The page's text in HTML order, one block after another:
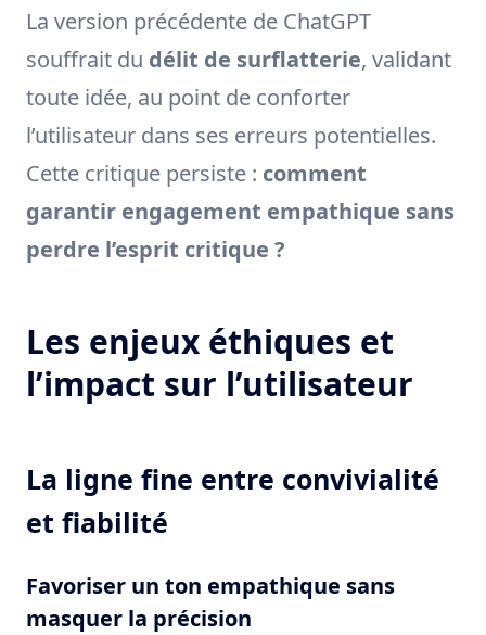
La version précédente de ChatGPT
souffrait du délit de surflatterie, validant
toute idée, au point de conforter
l’utilisateur dans ses erreurs potentielles.
Cette critique persiste : comment
garantir engagement empathique sans
perdre l’esprit critique ?
Les enjeux éthiques et
l’impact sur l’utilisateur
La ligne fine entre convivialité
et fiabilité
Favoriser un ton empathique sans
masquer la précision